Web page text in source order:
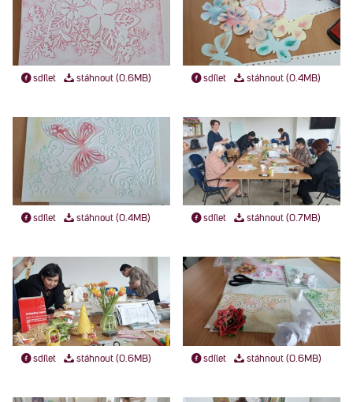
sdílet stáhnout (0.6MB) sdílet stáhnout (0.4MB)
sdílet stáhnout (0.4MB) sdílet stáhnout (0.7MB)
sdílet stáhnout (0.6MB) sdílet stáhnout (0.6MB)